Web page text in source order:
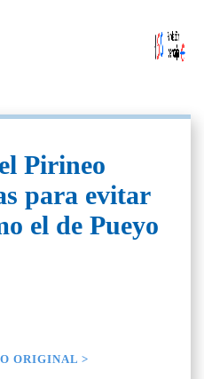
Pirineo
para evitar
el de Pueyo
ORIGINAL >